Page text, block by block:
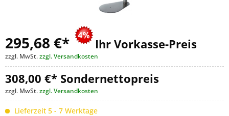
295,68 €* Ihr Vorkasse-Preis
zzgl. MwSt.zzgl. Versandkosten
308,00 €* Sondernettopreis
zzgl. MwSt.zzgl. Versandkosten
Lieferzeit 5 - 7 Werktage